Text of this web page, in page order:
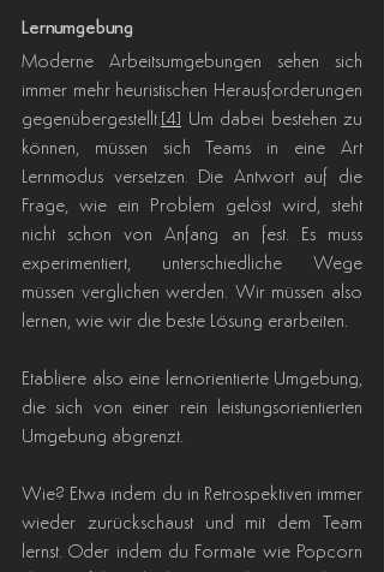
Lernumgebung
Moderne Arbeitsumgebungen sehen sich
immer mehr heuristischen Herausforderungen
gegenübergestellt.[4] Um dabei bestehen zu
können, müssen sich Teams in eine Art
Lernmodus versetzen. Die Antwort auf die
Frage, wie ein Problem gelöst wird, steht
nicht schon von Anfang an fest. Es muss
experimentiert, unterschiedliche Wege
müssen verglichen werden. Wir müssen also
lernen, wie wir die beste Lösung erarbeiten.
Etabliere also eine lernorientierte Umgebung,
die sich von einer rein leistungsorientierten
Umgebung abgrenzt.
Wie? Etwa indem du in Retrospektiven immer
wieder zurückschaust und mit dem Team
lernst. Oder indem du Formate wie Popcorn